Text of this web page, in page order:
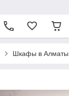
Шкафы в Алматы